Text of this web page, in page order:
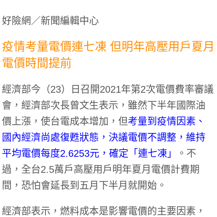
好險網／新聞編輯中心
疫情考量電價連七凍 但明年高壓用戶夏月
電價時間提前
經濟部今（23）日召開2021年第2次電價費率審議
會，經濟部次長曾文生表示，雖然下半年國際油
價上漲，使台電成本增加，但考量到疫情因素、
國內經濟尚處復甦狀態，決議電價不調整，維持
平均電價每度2.6253元，確定「連七凍」
。不
過，全台2.5萬戶高壓用戶明年夏月電價計費期
間，恐怕會延長到五月下半月就開始。
經濟部表示，燃料成本是影響電價的主要因素，